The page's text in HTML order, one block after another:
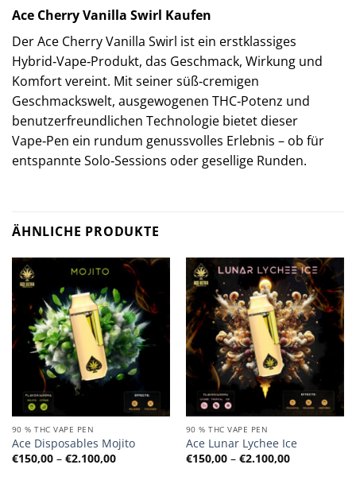
Ace Cherry Vanilla Swirl Kaufen
Der Ace Cherry Vanilla Swirl ist ein erstklassiges
Hybrid‑Vape‑Produkt, das Geschmack, Wirkung und
Komfort vereint. Mit seiner süß‑cremigen
Geschmackswelt, ausgewogenen THC‑Potenz und
benutzerfreundlichen Technologie bietet dieser
Vape‑Pen ein rundum genussvolles Erlebnis – ob für
entspannte Solo‑Sessions oder gesellige Runden.
ÄHNLICHE PRODUKTE
90 % THC VAPE PEN
Ace Disposables Mojito
€150,00 – €2.100,00Preisspanne:
€150,00
90 % THC VAPE PEN
Ace Lunar Lychee Ice
€150,00 – €2.100,00
€150,00